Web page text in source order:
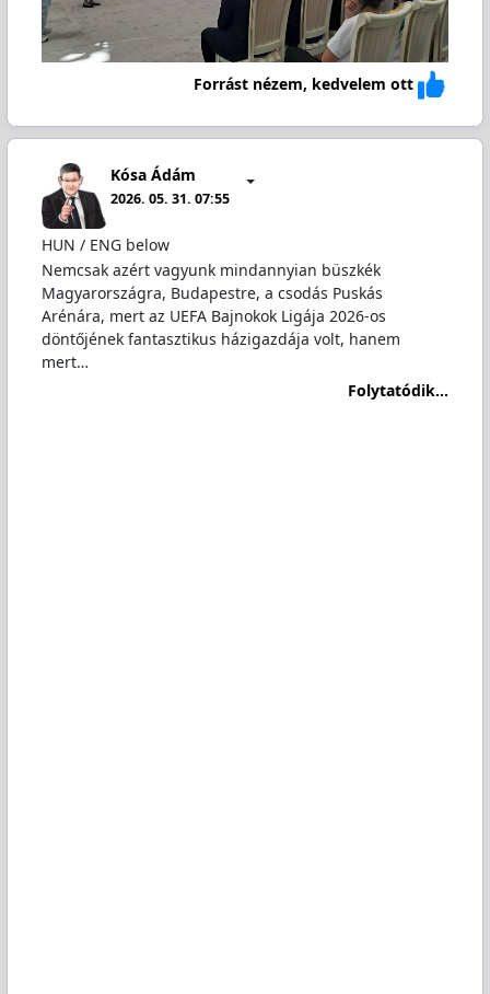
Forrást nézem, kedvelem ott
Kósa Ádám
2026. 05. 31. 07:55
HUN / ENG below
Nemcsak azért vagyunk mindannyian büszkék
Magyarországra, Budapestre, a csodás Puskás
Arénára, mert az UEFA Bajnokok Ligája 2026-os
döntőjének fantasztikus házigazdája volt, hanem
mert…
Folytatódik...